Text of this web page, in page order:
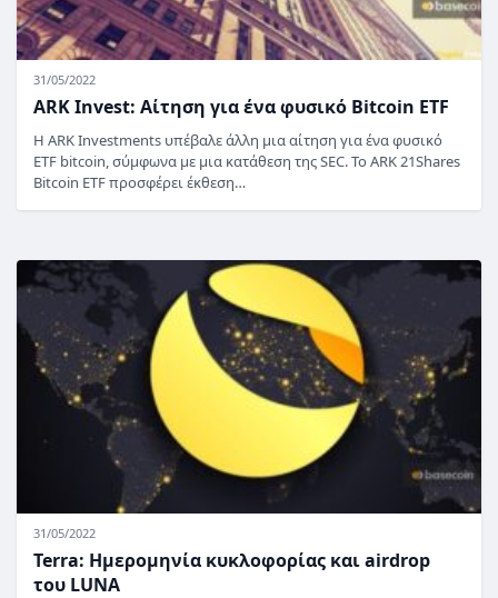
31/05/2022
ARK Invest: Αίτηση για ένα φυσικό Bitcoin ETF
Η ARK Investments υπέβαλε άλλη μια αίτηση για ένα φυσικό
ETF bitcoin, σύμφωνα με μια κατάθεση της SEC. Το ARK 21Shares
Bitcoin ETF προσφέρει έκθεση…
31/05/2022
Terra: Ημερομηνία κυκλοφορίας και airdrop
του LUNA